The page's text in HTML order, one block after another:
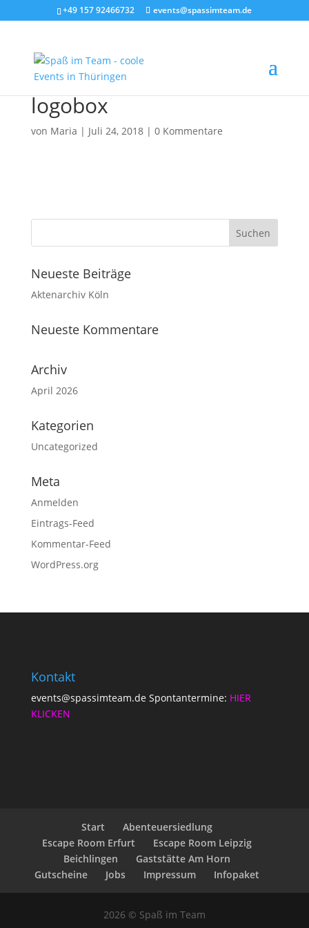
‭+49 157 92466732 events@spassimteam.de
logobox
von Maria | Juli 24, 2018| 0 Kommentare
Neueste Beiträge
Aktenarchiv Köln
Neueste Kommentare
Archiv
April 2026
Kategorien
Uncategorized
Meta
Anmelden
Eintrags-Feed
Kommentar-Feed
WordPress.org
Kontakt
events@spassimteam.de Spontantermine: HIER
KLICKEN
Start
Abenteuersiedlung
Escape Room Erfurt
Escape Room Leipzig
Beichlingen
Gaststätte Am Horn
Gutscheine
Jobs Impressum Infopaket
2026 © Spaß im Team